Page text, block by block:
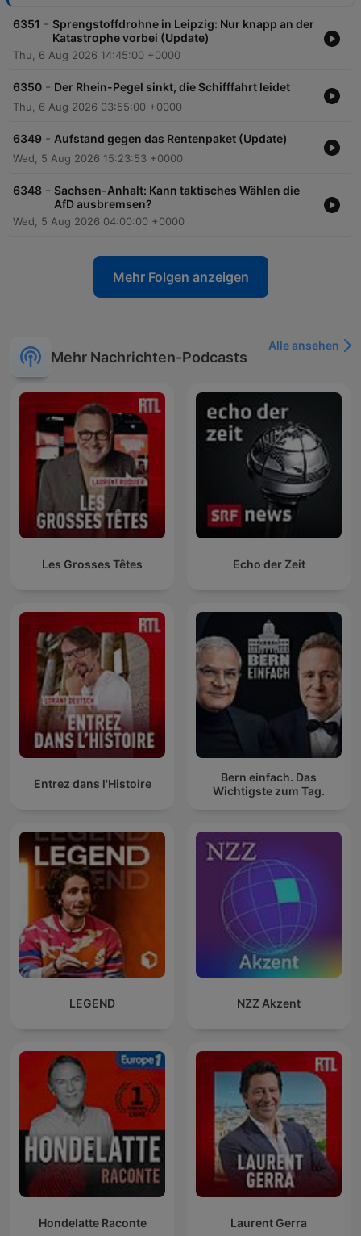
6351 - Sprengstoffdrohne in Leipzig: Nur knapp an der
Katastrophe vorbei (Update)
Thu, 6 Aug 2026 14:45:00 +0000
6350 - Der Rhein-Pegel sinkt, die Schifffahrt leidet
Thu, 6 Aug 2026 03:55:00 +0000
6349 - Aufstand gegen das Rentenpaket (Update)
Wed, 5 Aug 2026 15:23:53 +0000
6348 - Sachsen-Anhalt: Kann taktisches Wählen die
AfD ausbremsen?
Wed, 5 Aug 2026 04:00:00 +0000
Mehr Folgen anzeigen
Mehr Nachrichten-Podcasts
Alle ansehen
Les Grosses Têtes Echo der Zeit
Entrez dans l'Histoire
Bern einfach. Das
Wichtigste zum Tag.
LEGEND NZZ Akzent
Hondelatte Raconte Laurent Gerra